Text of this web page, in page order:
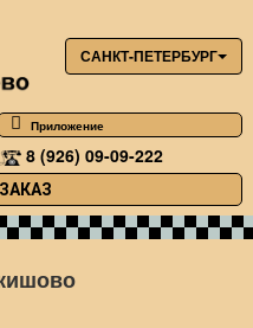
САНКТ-ПЕТЕРБУРГ
Приложение
8 (926) 09-09-222